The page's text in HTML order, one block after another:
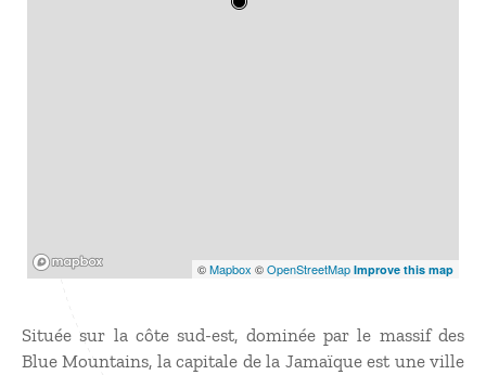
©Mapbox ©OpenStreetMap Improve this map
Située sur la côte sud-est, dominée par le massif des
Blue Mountains, la capitale de la Jamaïque est une ville